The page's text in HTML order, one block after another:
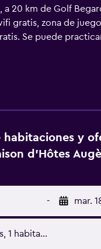
a 20 km de Golf
gratis, zona de
Se puede
Campo de golf
y Golf
habitaciones y
d'Hôtes
- mar.
1 habitación